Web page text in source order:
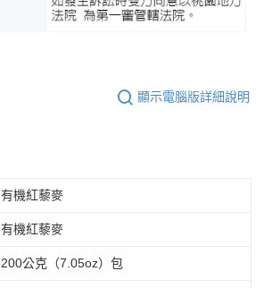
顯示電腦版詳細說明
有機紅藜麥
有機紅藜麥
200公克（7.05oz）包